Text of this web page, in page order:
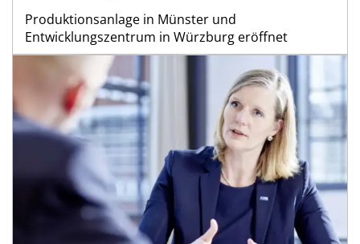
Produktionsanlage in Münster und
Entwicklungszentrum in Würzburg eröffnet